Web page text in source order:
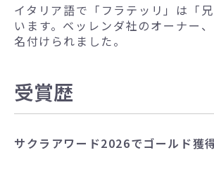
イタリア語で「フラテッリ」は「
います。ベッレンダ社のオーナー
名付けられました。
受賞歴
サクラアワード2026でゴールド獲